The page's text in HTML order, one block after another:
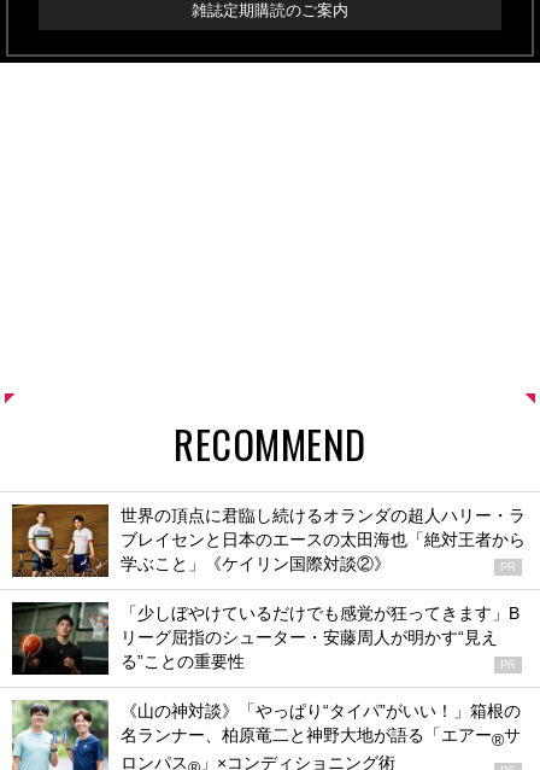
雑誌定期購読のご案内
RECOMMEND
世界の頂点に君臨し続けるオランダの超人ハリー・ラ
ブレイセンと日本のエースの太田海也「絶対王者から
学ぶこと」《ケイリン国際対談②》
PR
「少しぼやけているだけでも感覚が狂ってきます」B
リーグ屈指のシューター・安藤周人が明かす“見え
る”ことの重要性
PR
《山の神対談》「やっぱり“タイパ”がいい！」箱根の
名ランナー、柏原竜二と神野大地が語る「エアー®サ
ロンパス
」×コンディショニング術